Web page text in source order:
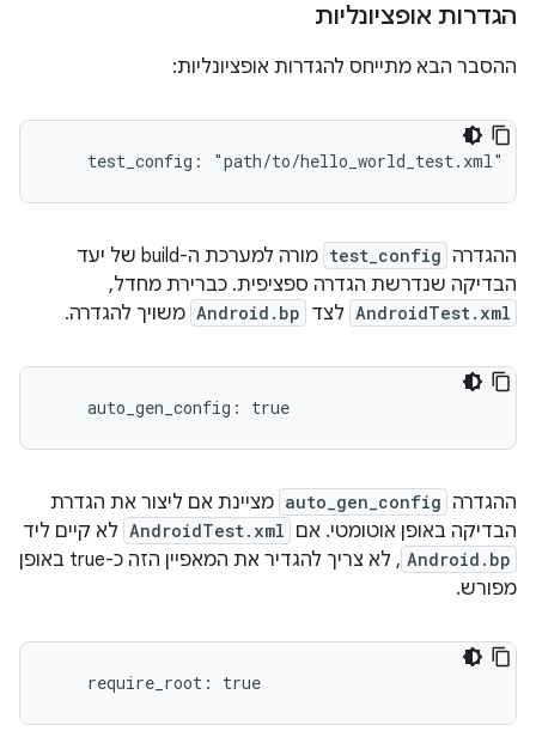
הגדרות אופציונליות
ההסבר הבא מתייחס להגדרות אופציונליות:
    test_config: "path/to/hello_world_test.xml"
ההגדרה test_config
מורה למערכת ה-build של יעד
הבדיקה שנדרשת הגדרה ספציפית. כברירת מחדל,
AndroidTest.xml לצד Android.bp משויך להגדרה.
ההגדרה auto_gen_config מציינת אם ליצור את הגדרת
הבדיקה באופן אוטומטי. אם AndroidTest.xml לא קיים ליד
Android.bp
, לא צריך להגדיר את המאפיין הזה כ-true באופן
מפורש.